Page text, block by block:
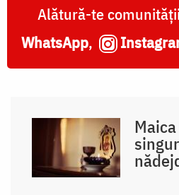
Alătură-te
WhatsApp,